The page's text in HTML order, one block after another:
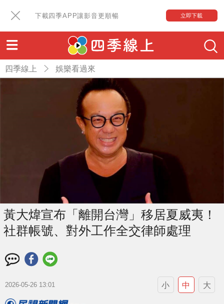
下載四季APP讓影音更順暢 立即下載
四季線上 娛樂看過來
黃大煒宣布「離開台灣」移居夏威夷！
社群帳號、對外工作全交律師處理
2026-05-26 13:01 小 中 大